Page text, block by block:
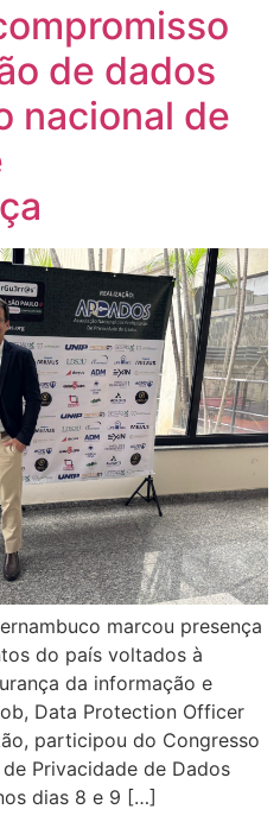
de dados
nacional de
marcou presença
do país voltados à
da informação e
Data Protection Officer
participou do Congresso
Privacidade de Dados
dias 8 e 9 […]